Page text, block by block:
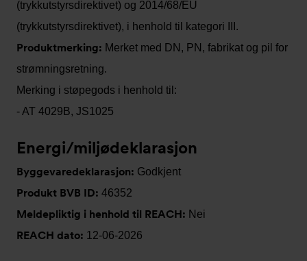
(trykkutstyrsdirektivet) og 2014/68/EU
(trykkutstyrsdirektivet), i henhold til kategori III.
Produktmerking: Merket med DN, PN, fabrikat og pil for
strømningsretning.
Merking i støpegods i henhold til:
- AT 4029B, JS1025
Energi/miljødeklarasjon
Byggevaredeklarasjon: Godkjent
Produkt BVB ID: 46352
Meldepliktig i henhold til REACH: Nei
REACH dato: 12-06-2026